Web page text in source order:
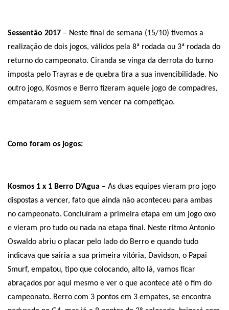
Sessentão 2017 – Neste final de semana (15/10) tivemos a
realização de dois jogos, válidos pela 8ª rodada ou 3ª rodada do
returno do campeonato. Ciranda se vinga da derrota do turno
imposta pelo Trayras e de quebra tira a sua invencibilidade. No
outro jogo, Kosmos e Berro fizeram aquele jogo de compadres,
empataram e seguem sem vencer na competição.
Como foram os jogos:
Kosmos 1 x 1 Berro D’Agua – As duas equipes vieram pro jogo
dispostas a vencer, fato que ainda não aconteceu para ambas
no campeonato. Concluíram a primeira etapa em um jogo oxo
e vieram pro tudo ou nada na etapa final. Neste ritmo Antonio
Oswaldo abriu o placar pelo lado do Berro e quando tudo
indicava que sairia a sua primeira vitória, Davidson, o Papai
Smurf, empatou, tipo que colocando, alto lá, vamos ficar
abraçados por aqui mesmo e ver o que acontece até o fim do
campeonato. Berro com 3 pontos em 3 empates, se encontra